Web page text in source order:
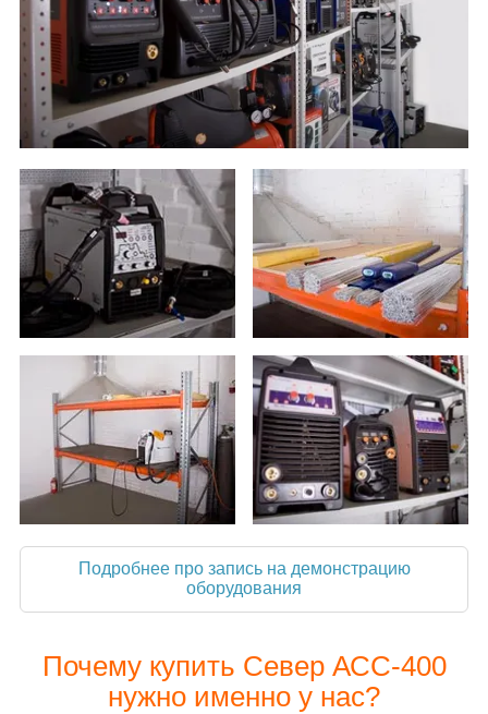
Подробнее про запись на демонстрацию
оборудования
Почему купить Север АСС-400
нужно именно у нас?